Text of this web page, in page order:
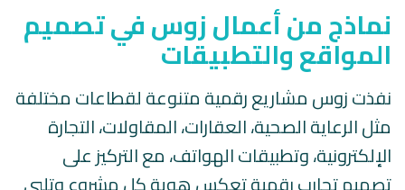
نماذج من أعمال زوس في تصميم
المواقع والتطبيقات
نفذت زوس مشاريع رقمية متنوعة لقطاعات مختلفة
مثل الرعاية الصحية، العقارات، المقاولات، التجارة
الإلكترونية، وتطبيقات الهواتف، مع التركيز على